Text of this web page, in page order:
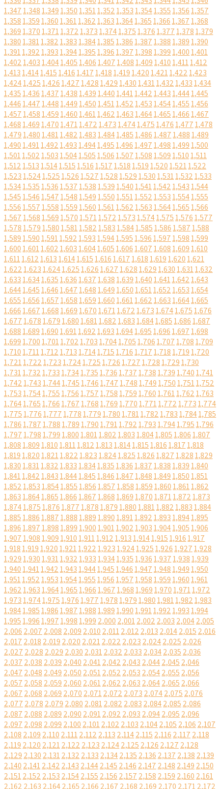
1,3471,3481,3491,3501,3511,3521,3531,3541,3551,3561,357
1,3581,3591,3601,3611,3621,3631,3641,3651,3661,3671,368
1,3691,3701,3711,3721,3731,3741,3751,3761,3771,3781,379
1,3801,3811,3821,3831,3841,3851,3861,3871,3881,3891,390
1,3911,3921,3931,3941,3951,3961,3971,3981,3991,4001,401
1,4021,4031,4041,4051,4061,4071,4081,4091,4101,4111,412
1,4131,4141,4151,4161,4171,4181,4191,4201,4211,4221,423
1,4241,4251,4261,4271,4281,4291,4301,4311,4321,4331,434
1,4351,4361,4371,4381,4391,4401,4411,4421,4431,4441,445
1,4461,4471,4481,4491,4501,4511,4521,4531,4541,4551,456
1,4571,4581,4591,4601,4611,4621,4631,4641,4651,4661,467
1,4681,4691,4701,4711,4721,4731,4741,4751,4761,4771,478
1,4791,4801,4811,4821,4831,4841,4851,4861,4871,4881,489
1,4901,4911,4921,4931,4941,4951,4961,4971,4981,4991,500
1,5011,5021,5031,5041,5051,5061,5071,5081,5091,5101,511
1,5121,5131,5141,5151,5161,5171,5181,5191,5201,5211,522
1,5231,5241,5251,5261,5271,5281,5291,5301,5311,5321,533
1,5341,5351,5361,5371,5381,5391,5401,5411,5421,5431,544
1,5451,5461,5471,5481,5491,5501,5511,5521,5531,5541,555
1,5561,5571,5581,5591,5601,5611,5621,5631,5641,5651,566
1,5671,5681,5691,5701,5711,5721,5731,5741,5751,5761,577
1,5781,5791,5801,5811,5821,5831,5841,5851,5861,5871,588
1,5891,5901,5911,5921,5931,5941,5951,5961,5971,5981,599
1,6001,6011,6021,6031,6041,6051,6061,6071,6081,6091,610
1,6111,6121,6131,6141,6151,6161,6171,6181,6191,6201,621
1,6221,6231,6241,6251,6261,6271,6281,6291,6301,6311,632
1,6331,6341,6351,6361,6371,6381,6391,6401,6411,6421,643
1,6441,6451,6461,6471,6481,6491,6501,6511,6521,6531,654
1,6551,6561,6571,6581,6591,6601,6611,6621,6631,6641,665
1,6661,6671,6681,6691,6701,6711,6721,6731,6741,6751,676
1,6771,6781,6791,6801,6811,6821,6831,6841,6851,6861,687
1,6881,6891,6901,6911,6921,6931,6941,6951,6961,6971,698
1,6991,7001,7011,7021,7031,7041,7051,7061,7071,7081,709
1,7101,7111,7121,7131,7141,7151,7161,7171,7181,7191,720
1,7211,7221,7231,7241,7251,7261,7271,7281,7291,730
1,7311,7321,7331,7341,7351,7361,7371,7381,7391,7401,741
1,7421,7431,7441,7451,7461,7471,7481,7491,7501,7511,752
1,7531,7541,7551,7561,7571,7581,7591,7601,7611,7621,763
1,7641,7651,7661,7671,7681,7691,7701,7711,7721,7731,774
1,7751,7761,7771,7781,7791,7801,7811,7821,7831,7841,785
1,7861,7871,7881,7891,7901,7911,7921,7931,7941,7951,796
1,7971,7981,7991,8001,8011,8021,8031,8041,8051,8061,807
1,8081,8091,8101,8111,8121,8131,8141,8151,8161,8171,818
1,8191,8201,8211,8221,8231,8241,8251,8261,8271,8281,829
1,8301,8311,8321,8331,8341,8351,8361,8371,8381,8391,840
1,8411,8421,8431,8441,8451,8461,8471,8481,8491,8501,851
1,8521,8531,8541,8551,8561,8571,8581,8591,8601,8611,862
1,8631,8641,8651,8661,8671,8681,8691,8701,8711,8721,873
1,8741,8751,8761,8771,8781,8791,8801,8811,8821,8831,884
1,8851,8861,8871,8881,8891,8901,8911,8921,8931,8941,895
1,8961,8971,8981,8991,9001,9011,9021,9031,9041,9051,906
1,9071,9081,9091,9101,9111,9121,9131,9141,9151,9161,917
1,9181,9191,9201,9211,9221,9231,9241,9251,9261,9271,928
1,9291,9301,9311,9321,9331,9341,9351,9361,9371,9381,939
1,9401,9411,9421,9431,9441,9451,9461,9471,9481,9491,950
1,9511,9521,9531,9541,9551,9561,9571,9581,9591,9601,961
1,9621,9631,9641,9651,9661,9671,9681,9691,9701,9711,972
1,9731,9741,9751,9761,9771,9781,9791,9801,9811,9821,983
1,9841,9851,9861,9871,9881,9891,9901,9911,9921,9931,994
1,9951,9961,9971,9981,999 2,000 2,0012,002 2,003 2,0042,005
2,006 2,007 2,008 2,009 2,010 2,0112,012 2,013 2,0142,015 2,016
2,017 2,018 2,019 2,020 2,0212,022 2,023 2,0242,025 2,026
2,027 2,028 2,029 2,030 2,0312,032 2,033 2,0342,035 2,036
2,037 2,038 2,039 2,040 2,0412,042 2,043 2,0442,045 2,046
2,047 2,048 2,049 2,050 2,0512,052 2,053 2,0542,055 2,056
2,057 2,058 2,059 2,060 2,0612,062 2,063 2,0642,065 2,066
2,067 2,068 2,069 2,070 2,0712,072 2,073 2,0742,075 2,076
2,077 2,078 2,079 2,080 2,0812,082 2,083 2,0842,085 2,086
2,087 2,088 2,089 2,090 2,0912,092 2,093 2,0942,095 2,096
2,097 2,098 2,099 2,100 2,1012,102 2,103 2,1042,105 2,106 2,107
2,108 2,109 2,110 2,1112,112 2,113 2,1142,115 2,116 2,117 2,118
2,119 2,120 2,1212,122 2,123 2,1242,125 2,126 2,127 2,128
2,129 2,130 2,1312,132 2,133 2,1342,135 2,136 2,137 2,138 2,139
2,140 2,1412,142 2,143 2,1442,145 2,146 2,147 2,148 2,149 2,150
2,1512,152 2,153 2,1542,155 2,156 2,157 2,158 2,159 2,160 2,161
2,162 2,163 2,1642,165 2,166 2,167 2,168 2,169 2,170 2,1712,172